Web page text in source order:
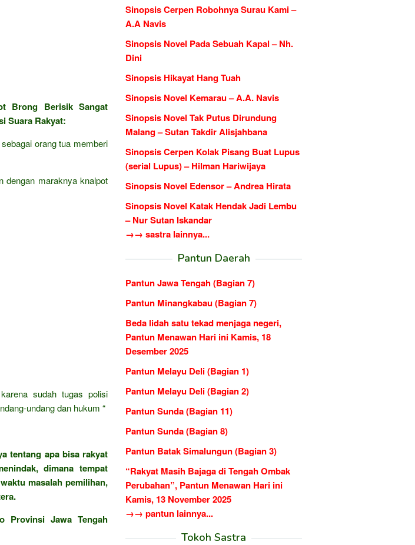
Brong Berisik Sangat
Suara Rakyat:
orang tua memberi
dengan maraknya knalpot
sudah tugas polisi
undang dan hukum “
tentang apa bisa rakyat
dimana tempat
masalah pemilihan,
Provinsi Jawa Tengah
Sinopsis Cerpen Robohnya Surau Kami –
A.A Navis
Sinopsis Novel Pada Sebuah Kapal – Nh.
Dini
Sinopsis Hikayat Hang Tuah
Sinopsis Novel Kemarau – A.A. Navis
Sinopsis Novel Tak Putus Dirundung
Malang – Sutan Takdir Alisjahbana
Sinopsis Cerpen Kolak Pisang Buat Lupus
(serial Lupus) – Hilman Hariwijaya
Sinopsis Novel Edensor – Andrea Hirata
Sinopsis Novel Katak Hendak Jadi Lembu
– Nur Sutan Iskandar
→→ sastra lainnya...
Pantun Daerah
Pantun Jawa Tengah (Bagian 7)
Pantun Minangkabau (Bagian 7)
Beda lidah satu tekad menjaga negeri,
Pantun Menawan Hari ini Kamis, 18
Desember 2025
Pantun Melayu Deli (Bagian 1)
Pantun Melayu Deli (Bagian 2)
Pantun Sunda (Bagian 11)
Pantun Sunda (Bagian 8)
Pantun Batak Simalungun (Bagian 3)
“Rakyat Masih Bajaga di Tengah Ombak
Perubahan”, Pantun Menawan Hari ini
Kamis, 13 November 2025
→→ pantun lainnya...
Tokoh Sastra